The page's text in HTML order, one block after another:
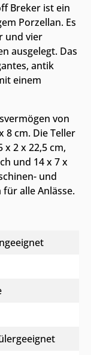
Breker ist ein
Porzellan. Es
und vier
ausgelegt. Das
antik
einem
von
8 cm. Die Teller
2 x 22,5 cm,
und 14 x 7 x
und
alle Anlässe.